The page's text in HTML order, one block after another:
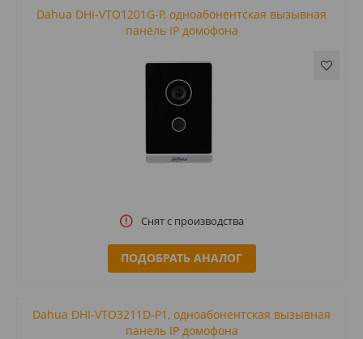
Dahua DHI-VTO1201G-P, одноабонентская вызывная
панель IP домофона
Снят с производства
ПОДОБРАТЬ АНАЛОГ
Dahua DHI-VTO3211D-P1, одноабонентская вызывная
панель IP домофона